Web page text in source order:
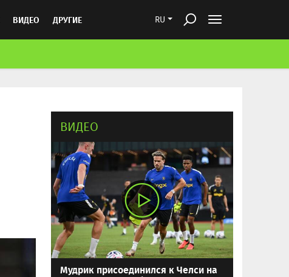
RU
ВИДЕО ДРУГИЕ
ВИДЕО
Мудрик присоединился к Челси на